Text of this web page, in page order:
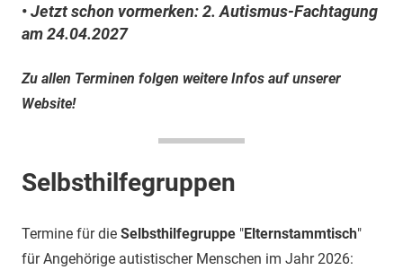
•Jetzt schon vormerken: 2. Autismus-Fachtagung
am24.04.2027
Zu allen Terminen folgen weitere Infos auf unserer
Website!
Selbsthilfegruppen
Termine für die Selbsthilfegruppe "Elternstammtisch"
für Angehörige autistischer Menschen im Jahr 2026: